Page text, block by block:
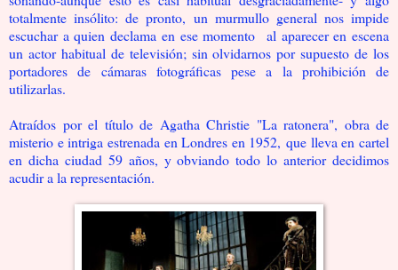
totalmente insólito: de pronto, un murmullo general nos impide
escuchar a quien declama en ese momento al aparecer en escena
un actor habitual de televisión; sin olvidarnos por supuesto de los
portadores de cámaras fotográficas pese a la prohibición de
utilizarlas.
Atraídos por el título de Agatha Christie "La ratonera", obra de
misterio e intriga estrenada en Londres en 1952, que lleva en cartel
en dicha ciudad 59 años, y obviando todo lo anterior decidimos
acudir a la representación.